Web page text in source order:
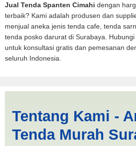
Jual Tenda Spanten Cimahi dengan
terbaik? Kami adalah produsen dan
menjual aneka jenis tenda cafe, tenda
tenda posko darurat di Surabaya. Hubungi
untuk konsultasi gratis dan pemesanan
seluruh Indonesia.
PRODUKSI
MURAH
Tentang Kami -
Tenda Murah